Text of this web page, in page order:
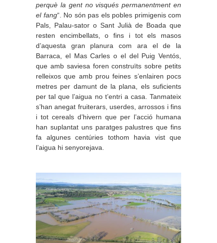
perquè la gent no visqués permanentment en
el fang“. No són pas els pobles primigenis com
Pals, Palau-sator o Sant Julià de Boada que
resten encimbellats, o fins i tot els masos
d’aquesta gran planura com ara el de la
Barraca, el Mas Carles o el del Puig Ventós,
que amb saviesa foren construïts sobre petits
relleixos que amb prou feines s’enlairen pocs
metres per damunt de la plana, els suficients
per tal que l’aigua no t’entri a casa. Tanmateix
s’han anegat fruiterars, userdes, arrossos i fins
i tot cereals d’hivern que per l’acció humana
han suplantat uns paratges palustres que fins
fa algunes centúries tothom havia vist que
l’aigua hi senyorejava.